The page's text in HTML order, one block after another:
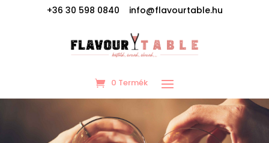
+36 30 598 0840 info@flavourtable.hu
0 Termék